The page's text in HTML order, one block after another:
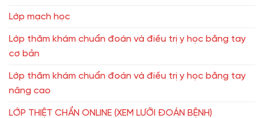
Lớp mạch học
Lớp thăm khám chuẩn đoán và điều trị y học bằng tay
cơ bản
Lớp thăm khám chuẩn đoán và điều trị y học bằng tay
nâng cao
LỚP THIỆT CHẨN ONLINE (XEM LƯỠI ĐOÁN BỆNH)